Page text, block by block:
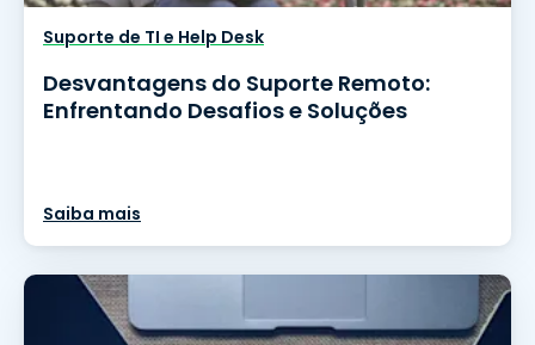
Suporte de TI e Help Desk
Desvantagens do Suporte Remoto:
Enfrentando Desafios e Soluções
Saiba mais